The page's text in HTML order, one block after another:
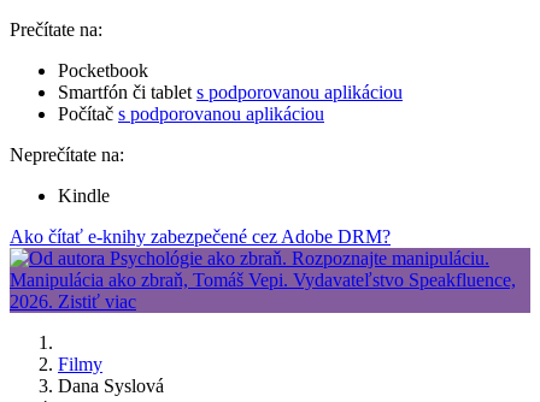
Prečítate na:
Pocketbook
Smartfón či tablet s podporovanou aplikáciou
Počítač s podporovanou aplikáciou
Neprečítate na:
Kindle
Ako čítať e-knihy zabezpečené cez Adobe DRM?
Filmy
Dana Syslová